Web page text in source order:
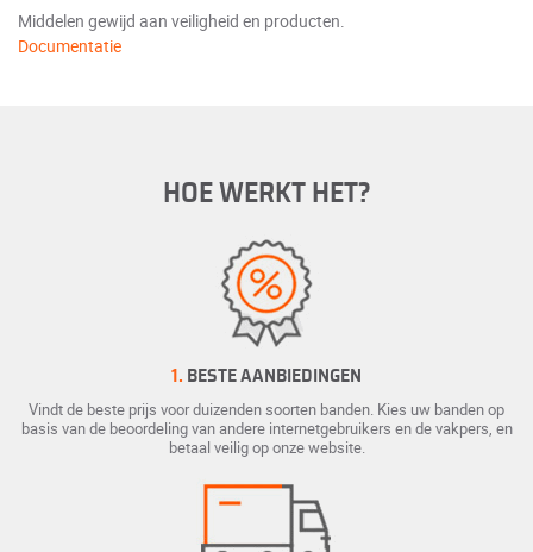
Middelen gewijd aan veiligheid en producten.
Documentatie
HOE WERKT HET?
1. BESTE AANBIEDINGEN
Vindt de beste prijs voor duizenden soorten banden. Kies uw banden op
basis van de beoordeling van andere internetgebruikers en de vakpers, en
betaal veilig op onze website.